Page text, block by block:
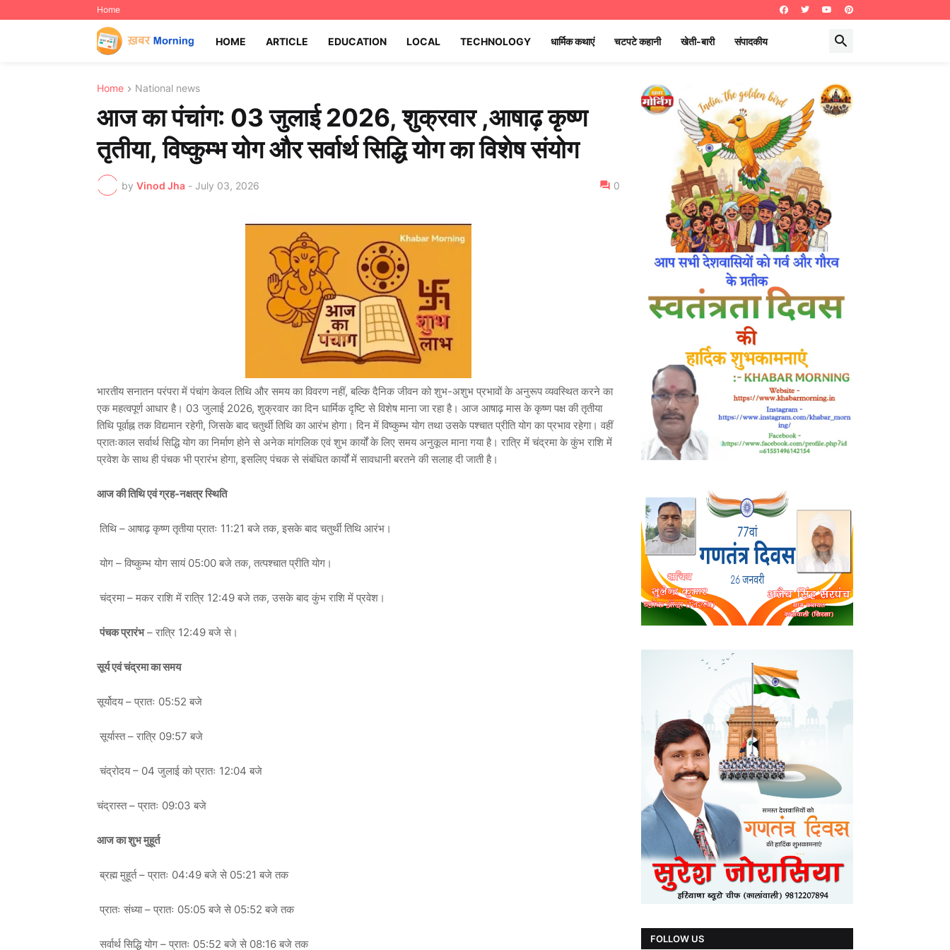
Home
HOME ARTICLE EDUCATION LOCAL TECHNOLOGY धार्मिक कथाएं चटपटे कहानी खेती-बारी संपादकीय
Home National news
आज का पंचांग: 03 जुलाई 2026, शुक्रवार ,आषाढ़ कृष्ण
तृतीया, विष्कुम्भ योग और सर्वार्थ सिद्धि योग का विशेष संयोग
by Vinod Jha - July 03, 2026 0
भारतीय सनातन परंपरा में पंचांग केवल तिथि और समय का विवरण नहीं, बल्कि दैनिक जीवन को शुभ-अशुभ प्रभावों के अनुरूप व्यवस्थित करने का
एक महत्वपूर्ण आधार है। 03 जुलाई 2026, शुक्रवार का दिन धार्मिक दृष्टि से विशेष माना जा रहा है। आज आषाढ़ मास के कृष्ण पक्ष की तृतीया
तिथि पूर्वाह्न तक विद्यमान रहेगी, जिसके बाद चतुर्थी तिथि का आरंभ होगा। दिन में विष्कुम्भ योग तथा उसके पश्चात प्रीति योग का प्रभाव रहेगा। वहीं
प्रातःकाल सर्वार्थ सिद्धि योग का निर्माण होने से अनेक मांगलिक एवं शुभ कार्यों के लिए समय अनुकूल माना गया है। रात्रि में चंद्रमा के कुंभ राशि में
प्रवेश के साथ ही पंचक भी प्रारंभ होगा, इसलिए पंचक से संबंधित कार्यों में सावधानी बरतने की सलाह दी जाती है।
आज की तिथि एवं ग्रह-नक्षत्र स्थिति
तिथि – आषाढ़ कृष्ण तृतीया प्रातः 11:21 बजे तक, इसके बाद चतुर्थी तिथि आरंभ।
योग – विष्कुम्भ योग सायं 05:00 बजे तक, तत्पश्चात प्रीति योग।
चंद्रमा – मकर राशि में रात्रि 12:49 बजे तक, उसके बाद कुंभ राशि में प्रवेश।
पंचक प्रारंभ– रात्रि 12:49 बजे से।
सूर्य एवं चंद्रमा का समय
सूर्योदय – प्रातः 05:52 बजे
सूर्यास्त – रात्रि 09:57 बजे
चंद्रोदय – 04 जुलाई को प्रातः 12:04 बजे
चंद्रास्त – प्रातः 09:03 बजे
आज का शुभ मुहूर्त
ब्रह्म मुहूर्त – प्रातः 04:49 बजे से 05:21 बजे तक
प्रातः संध्या – प्रातः 05:05 बजे से 05:52 बजे तक
सर्वार्थ सिद्धि योग – प्रातः 05:52 बजे से 08:16 बजे तक FOLLOW US